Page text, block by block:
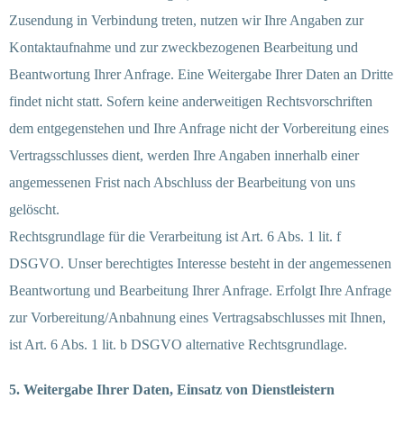
Zusendung in Verbindung treten, nutzen wir Ihre Angaben zur
Kontaktaufnahme und zur zweckbezogenen Bearbeitung und
Beantwortung Ihrer Anfrage. Eine Weitergabe Ihrer Daten an Dritte
findet nicht statt. Sofern keine anderweitigen Rechtsvorschriften
dem entgegenstehen und Ihre Anfrage nicht der Vorbereitung eines
Vertragsschlusses dient, werden Ihre Angaben innerhalb einer
angemessenen Frist nach Abschluss der Bearbeitung von uns
gelöscht.
Rechtsgrundlage für die Verarbeitung ist Art. 6 Abs. 1 lit. f
DSGVO. Unser berechtigtes Interesse besteht in der angemessenen
Beantwortung und Bearbeitung Ihrer Anfrage. Erfolgt Ihre Anfrage
zur Vorbereitung/Anbahnung eines Vertragsabschlusses mit Ihnen,
ist Art. 6 Abs. 1 lit. b DSGVO alternative Rechtsgrundlage.
5. Weitergabe Ihrer Daten, Einsatz von Dienstleistern